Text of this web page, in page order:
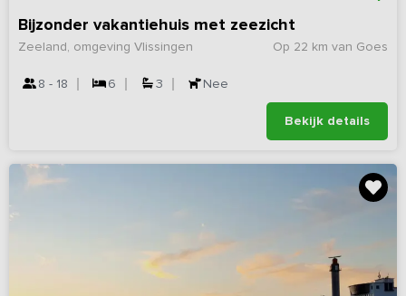
Bijzonder vakantiehuis met zeezicht
Op 22 km van Goes
Zeeland, omgeving Vlissingen
8 - 18 6 3 Nee
Bekijk details